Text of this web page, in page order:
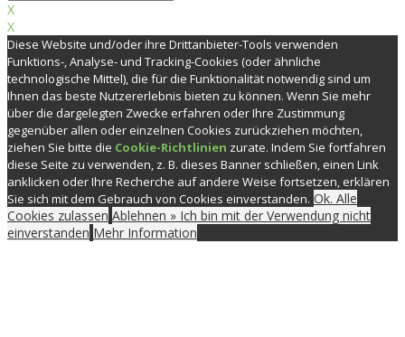
X
X
Diese Website und/oder ihre Drittanbieter-Tools verwenden
Funktions-, Analyse- und Tracking-Cookies (oder ähnliche
technologische Mittel), die für die Funktionalität notwendig sind um
Ihnen das beste Nutzererlebnis bieten zu können. Wenn Sie mehr
über die dargelegten Zwecke erfahren oder Ihre Zustimmung
gegenüber allen oder einzelnen Cookies zurückziehen möchten,
ziehen Sie bitte die Cookie-Richtlinien zurate. Indem Sie fortfahren
diese Seite zu verwenden, z. B. dieses Banner schließen, einen Link
anklicken oder Ihre Recherche auf andere Weise fortsetzen, erklären
Sie sich mit dem Gebrauch von Cookies einverstanden. Ok. Alle
Cookies zulassen Ablehnen » Ich bin mit der Verwendung nicht
einverstanden Mehr Information